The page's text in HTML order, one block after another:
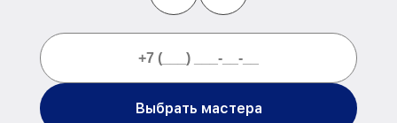
Выбрать мастера